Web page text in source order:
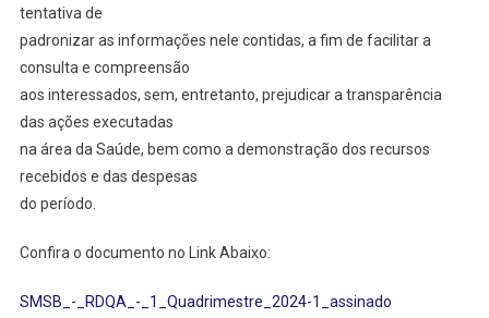
tentativa de
padronizar as informações nele contidas, a fim de facilitar a
consulta e compreensão
aos interessados, sem, entretanto, prejudicar a transparência
das ações executadas
na área da Saúde, bem como a demonstração dos recursos
recebidos e das despesas
do período.
Confira o documento no Link Abaixo:
SMSB_-_RDQA_-_1_Quadrimestre_2024-1_assinado